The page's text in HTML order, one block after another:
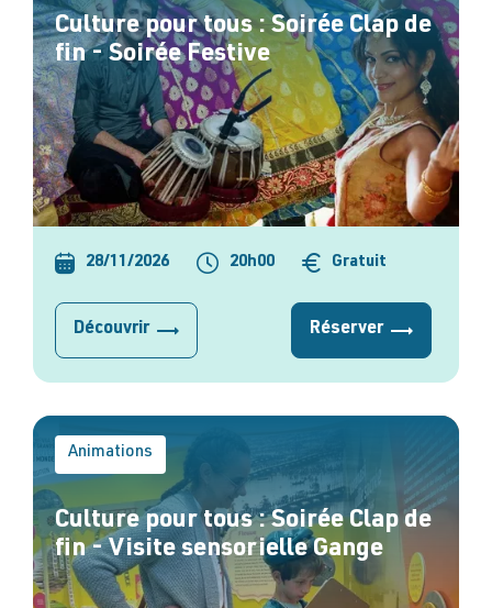
Culture pour tous : Soirée Clap de
fin - Soirée Festive
28/11/2026 20h00 Gratuit
Découvrir Réserver
Animations
Culture pour tous : Soirée Clap de
fin - Visite sensorielle Gange